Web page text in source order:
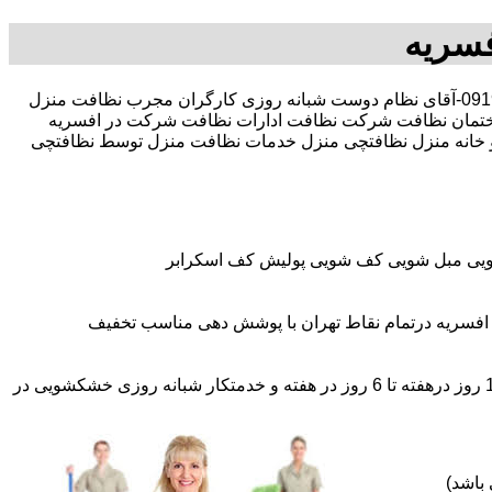
با 30 در صد تخفیف بیمه رایگان 09196351909-آقای نظام دوست شبانه روزی کارگران مجرب نظافت منزل
نظافت شرکت نظافت ادارات نظافت شرکت در افسریه
و خانه منزل نظافتچی منزل خدمات نظافت منزل توسط نظافتچی
مبل شویی کف شویی پولیش کف اسکرابر
درتمام نقاط تهران با پوشش دهی مناسب تخفیف
اعزام نظافتچی روزمزد و مهمان دار به تمام نقاط و در سراسر تهران (حرفه ای و آموزش دیده )اعزام خدمتکار ثابت روزانه (خانم)از 1 روز درهفته تا 6 روز در هفته و خدمتکار شبانه روزی خشکشویی در
باشد)